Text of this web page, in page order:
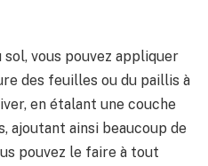
vous pouvez appliquer
des feuilles ou du paillis à
en étalant une couche
ajoutant ainsi beaucoup de
pouvez le faire à tout